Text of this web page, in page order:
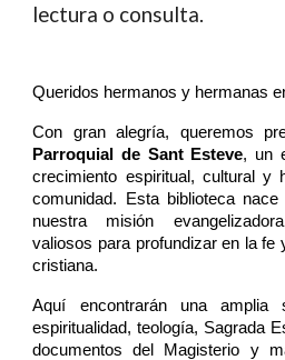
lectura o consulta.
Queridos hermanos y hermanas
Con gran alegría, queremos
Parroquial de Sant Esteve, un
crecimiento espiritual, cultural y
comunidad. Esta biblioteca
nuestra misión
valiosos para profundizar en la fe
cristiana.
Aquí encontrarán una amplia
espiritualidad, teología, Sagrada
documentos del Magisterio y